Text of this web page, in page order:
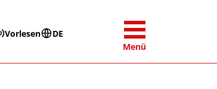
Vorlesen
DE
Menü